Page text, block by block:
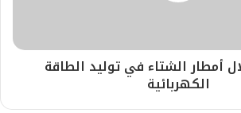
أمطار الشتاء في توليد الطاقة
الكهربائية